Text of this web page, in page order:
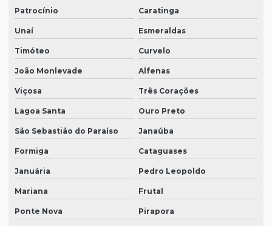
Patrocínio Caratinga
Unaí Esmeraldas
Timóteo Curvelo
João Monlevade Alfenas
Viçosa Três Corações
Lagoa Santa Ouro Preto
São Sebastião do Paraíso Janaúba
Formiga Cataguases
Januária Pedro Leopoldo
Mariana Frutal
Ponte Nova Pirapora